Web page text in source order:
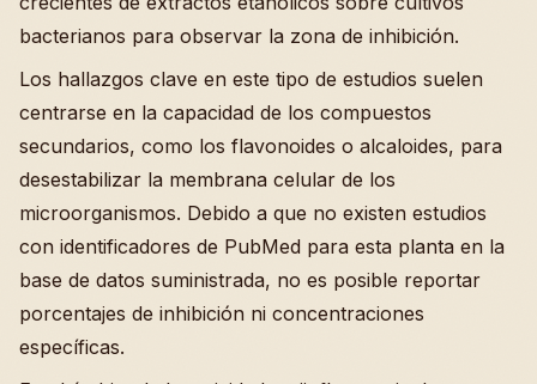
bacterianos para observar la zona de inhibición.
Los hallazgos clave en este tipo de estudios suelen
centrarse en la capacidad de los compuestos
secundarios, como los flavonoides o alcaloides, para
desestabilizar la membrana celular de los
microorganismos. Debido a que no existen estudios
con identificadores de PubMed para esta planta en la
base de datos suministrada, no es posible reportar
porcentajes de inhibición ni concentraciones
específicas.